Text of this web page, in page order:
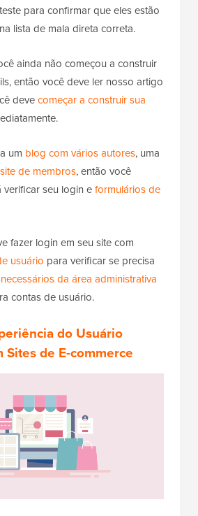
para confirmar que eles estão
lista de mala direta correta.
ainda não começou a construir
então você deve ler nosso artigo
devecomeçar a construir sua
um blog com vários autores, uma
site de membros, então você
seu login eformulários de
fazer login em seu site com
usuário para verificar se precisa
da área administrativa
contas de usuário.
do Usuário
Sites de E-commerce